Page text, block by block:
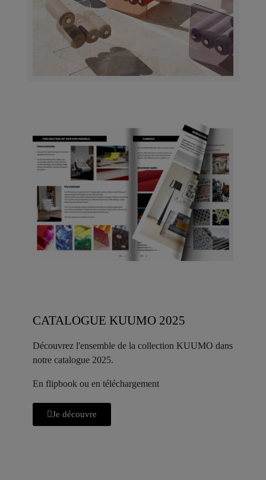
CATALOGUE KUUMO 2025
Découvrez l'ensemble de la collection KUUMO dans
notre catalogue 2025.
En flipbook ou en téléchargement
Je découvre